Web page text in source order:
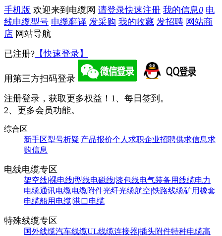
手机版 欢迎来到电缆网 请登录快速注册 我的信息0 电
线电缆型号 电缆翻译 发采购 我的收藏 发招聘 网站商
店 网站导航
已注册? 【快速登录】
用第三方扫码登录
注册登录，获取更多权益！ 1、每日签到。
2、更多会员功能。
综合区
新手区型号析疑|产品报价个人求职企业招聘供求信息求
购信息
电线电缆专区
架空线|裸电线|型线电磁线|漆包线电气装备用线缆电力
电缆通讯电缆电缆附件光纤光缆航空|铁路线缆矿用橡套
电缆船用电缆|港口电缆
特殊线缆专区
国外线缆汽车线缆UL线缆连接器|插头附件特种电缆高